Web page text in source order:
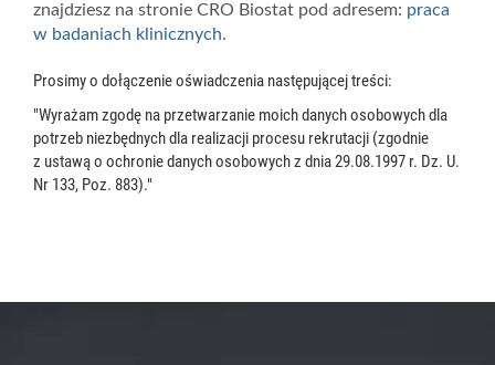
znajdziesz na stronie CRO Biostat pod adresem: praca
w badaniach klinicznych.
Prosimy o dołączenie oświadczenia następującej treści:
"Wyrażam zgodę na przetwarzanie moich danych osobowych dla
potrzeb niezbędnych dla realizacji procesu rekrutacji (zgodnie
z ustawą o ochronie danych osobowych z dnia 29.08.1997 r. Dz. U.
Nr 133, Poz. 883)."